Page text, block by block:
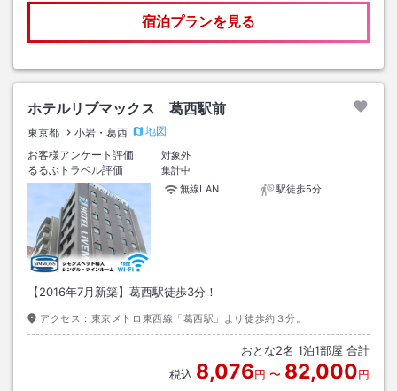
宿泊プランを見る
ホテルリブマックス 葛西駅前
東京都 小岩・葛西
地図
お客様アンケート評価
対象外
るるぶトラベル評価
集計中
無線LAN
駅徒歩5分
【2016年7月新築】葛西駅徒歩3分！
アクセス： 東京メトロ東西線「葛西駅」より徒歩約３分。
おとな2名 1泊1部屋 合計
税込 8,076円 〜 82,000円